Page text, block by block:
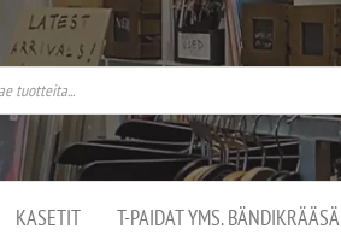
KASETIT T-PAIDAT YMS. BÄNDIKRÄÄSÄ